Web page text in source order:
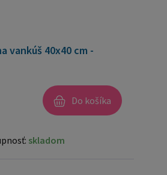
vankúš 40x40 cm -
Do košíka
skladom